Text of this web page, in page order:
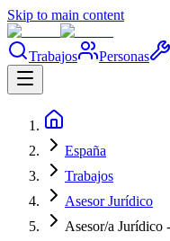
Skip to main content
Trabajos Personas
España
Trabajos
Asesor Jurídico
Asesor/a Jurídico